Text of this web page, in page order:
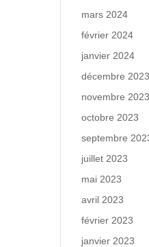
mars 2024
février 2024
janvier 2024
décembre 2023
novembre 2023
octobre 2023
septembre
juillet 2023
mai 2023
avril 2023
février 2023
janvier 2023